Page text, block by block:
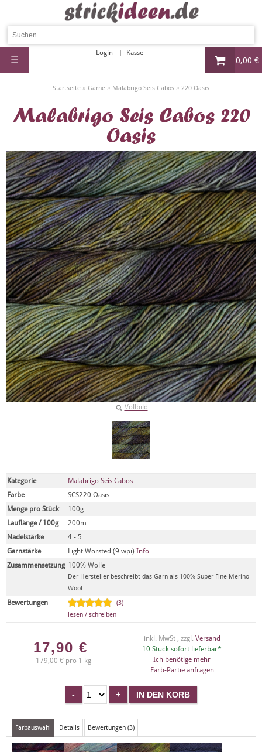
0,00 €
Login Kasse
☰
Startseite » Garne » Malabrigo Seis Cabos » 220 Oasis
Malabrigo Seis Cabos 220
Oasis
Vollbild
Kategorie
Malabrigo Seis Cabos
Farbe
SCS220 Oasis
Menge pro Stück
100g
Lauflänge / 100g
200m
Nadelstärke
4 - 5
Garnstärke
Light Worsted (9 wpi) Info
Zusammensetzung 100% Wolle
Der Hersteller beschreibt das Garn als 100% Super Fine Merino
Wool
Bewertungen
(3)
lesen / schreiben
17,90 €
179,00 € pro 1 kg
inkl. MwSt , zzgl. Versand
10 Stück sofort lieferbar*
Ich benötige mehr
Farb-Partie anfragen
Farbauswahl Details Bewertungen (3)